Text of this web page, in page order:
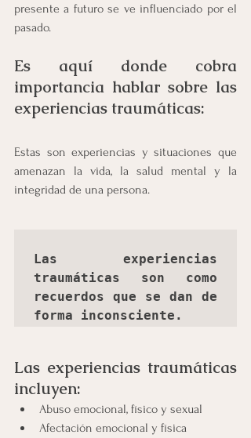
presente a futuro se ve influenciado por el
pasado.
Es aquí donde cobra
importancia hablar sobre las
experiencias traumáticas:
Estas son experiencias y situaciones que
amenazan la vida, la salud mental y la
integridad de una persona.
Las experiencias
traumáticas son como
recuerdos que se dan de
forma inconsciente.
Las experiencias traumáticas
incluyen:
Abuso emocional, físico y sexual
Afectación emocional y física